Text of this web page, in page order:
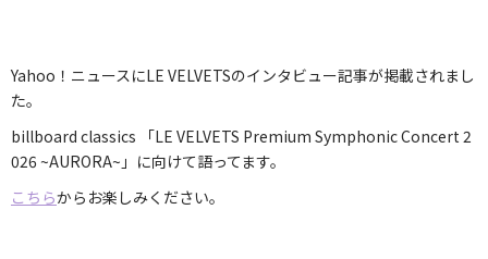
Yahoo！ニュースにLE VELVETSのインタビュー記事が掲載されまし
た。
billboard classics 「LE VELVETS Premium Symphonic Concert 2
026 ~AURORA~」に向けて語ってます。
こちらからお楽しみください。